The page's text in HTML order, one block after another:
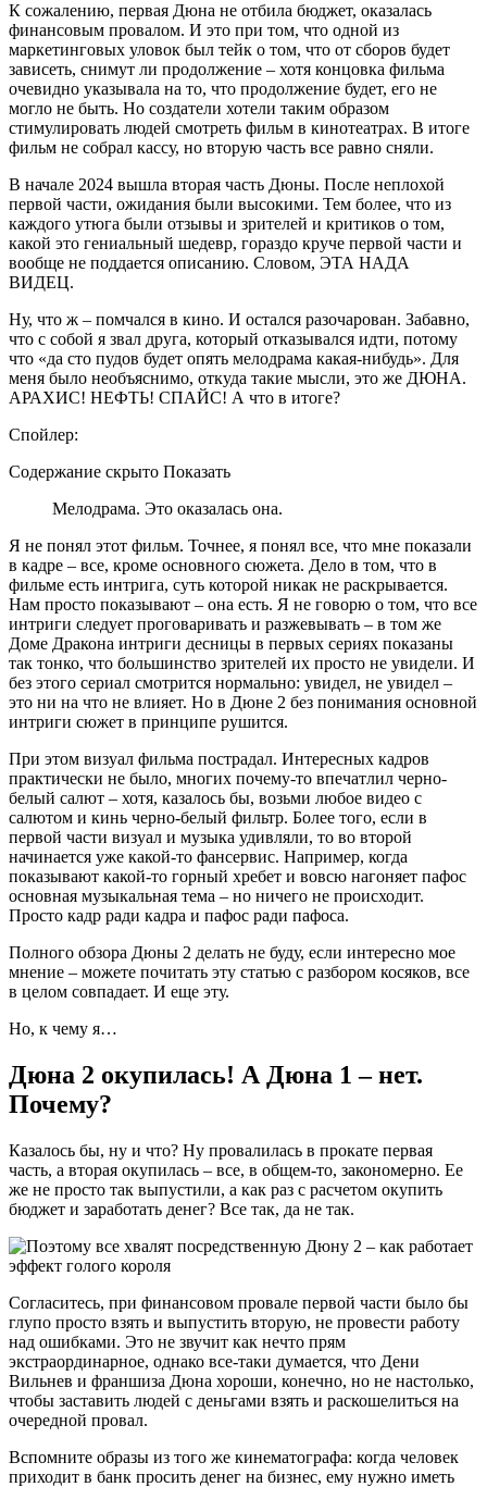
К сожалению, первая Дюна не отбила бюджет, оказалась
финансовым провалом. И это при том, что одной из
маркетинговых уловок был тейк о том, что от сборов будет
зависеть, снимут ли продолжение – хотя концовка фильма
очевидно указывала на то, что продолжение будет, его не
могло не быть. Но создатели хотели таким образом
стимулировать людей смотреть фильм в кинотеатрах. В итоге
фильм не собрал кассу, но вторую часть все равно сняли.
В начале 2024 вышла вторая часть Дюны. После неплохой
первой части, ожидания были высокими. Тем более, что из
каждого утюга были отзывы и зрителей и критиков о том,
какой это гениальный шедевр, гораздо круче первой части и
вообще не поддается описанию. Словом, ЭТА НАДА
ВИДЕЦ.
Ну, что ж – помчался в кино. И остался разочарован. Забавно,
что с собой я звал друга, который отказывался идти, потому
что «да сто пудов будет опять мелодрама какая-нибудь». Для
меня было необъяснимо, откуда такие мысли, это же ДЮНА.
АРАХИС! НЕФТЬ! СПАЙС! А что в итоге?
Спойлер:
Содержание скрыто Показать
Мелодрама. Это оказалась она.
Я не понял этот фильм. Точнее, я понял все, что мне показали
в кадре – все, кроме основного сюжета. Дело в том, что в
фильме есть интрига, суть которой никак не раскрывается.
Нам просто показывают – она есть. Я не говорю о том, что все
интриги следует проговаривать и разжевывать – в том же
Доме Дракона интриги десницы в первых сериях показаны
так тонко, что большинство зрителей их просто не увидели. И
без этого сериал смотрится нормально: увидел, не увидел –
это ни на что не влияет. Но в Дюне 2 без понимания основной
интриги сюжет в принципе рушится.
При этом визуал фильма пострадал. Интересных кадров
практически не было, многих почему-то впечатлил черно-
белый салют – хотя, казалось бы, возьми любое видео с
салютом и кинь черно-белый фильтр. Более того, если в
первой части визуал и музыка удивляли, то во второй
начинается уже какой-то фансервис. Например, когда
показывают какой-то горный хребет и вовсю нагоняет пафос
основная музыкальная тема – но ничего не происходит.
Просто кадр ради кадра и пафос ради пафоса.
Полного обзора Дюны 2 делать не буду, если интересно мое
мнение – можете почитать эту статью с разбором косяков, все
в целом совпадает. И еще эту.
Но, к чему я…
Дюна 2 окупилась! А Дюна 1 – нет.
Почему?
Казалось бы, ну и что? Ну провалилась в прокате первая
часть, а вторая окупилась – все, в общем-то, закономерно. Ее
же не просто так выпустили, а как раз с расчетом окупить
бюджет и заработать денег? Все так, да не так.
Согласитесь, при финансовом провале первой части было бы
глупо просто взять и выпустить вторую, не провести работу
над ошибками. Это не звучит как нечто прям
экстраординарное, однако все-таки думается, что Дени
Вильнев и франшиза Дюна хороши, конечно, но не настолько,
чтобы заставить людей с деньгами взять и раскошелиться на
очередной провал.
Вспомните образы из того же кинематографа: когда человек
приходит в банк просить денег на бизнес, ему нужно иметь